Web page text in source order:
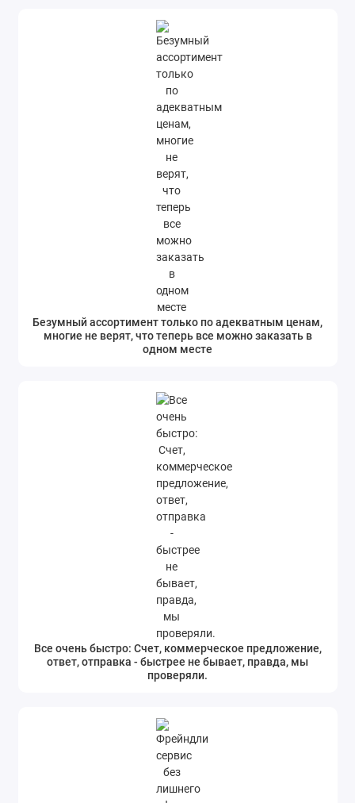
Безумный ассортимент только по адекватным ценам,
многие не верят, что теперь все можно заказать в
одном месте
Все очень быстро: Счет, коммерческое предложение,
ответ, отправка - быстрее не бывает, правда, мы
проверяли.